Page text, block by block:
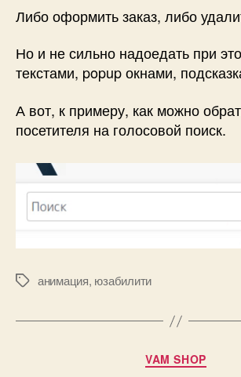
Либо оформить заказ, либо
Но и не сильно надоедать при
текстами, popup окнами,
А вот, к примеру, как можно
посетителя на голосовой поиск.
Меткианимация, юзабилити
Рубрики
VAM SHOP